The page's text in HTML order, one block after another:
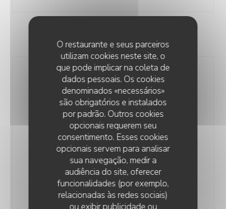
O restaurante e seus parceiros
utilizam cookies neste site, o
que pode implicar na coleta de
dados pessoais. Os cookies
denominados «necessários»
são obrigatórios e instalados
por padrão. Outros cookies
opcionais requerem seu
consentimento. Esses cookies
opcionais servem para analisar
sua navegação, medir a
audiência do site, oferecer
funcionalidades (por exemplo,
relacionadas às redes sociais)
ou exibir publicidade ou
Filet de veau rôti, girolles et
abricots, praliné aux champignons
Roasted veal fillet, girolle mushrooms and apricots,
mushroom praline
24,00 EUR
Tagliata de faux-filet de bœuf,
mayonnaise à l’ail, pesto,
artichauts, parmesan
Beef sirloin tagliata, garlic mayonnaise, pesto,